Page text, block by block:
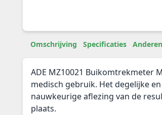
Omschrijving Specificaties
ADE MZ10021 Buikomtrekmeter
medisch gebruik. Het degelijke
nauwkeurige aflezing van de
plaats.